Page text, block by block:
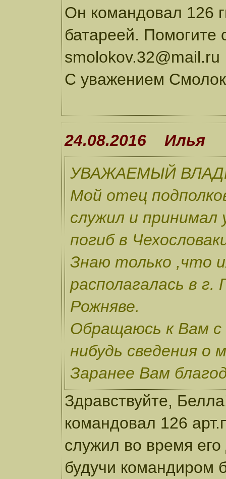
Он командовал 126
батареей. Помогите
smolokov.32@mail.ru
С уважением
24.08.2016 Илья
УВАЖАЕМЫЙ
Мой отец
служил и принимал
погиб в
Знаю только ,что
располагалась в г.
Рожняве.
Обращаюсь к Вам с
нибудь сведения о
Заранее Вам
Здравствуйте,
командовал 126
служил во время
будучи командиром